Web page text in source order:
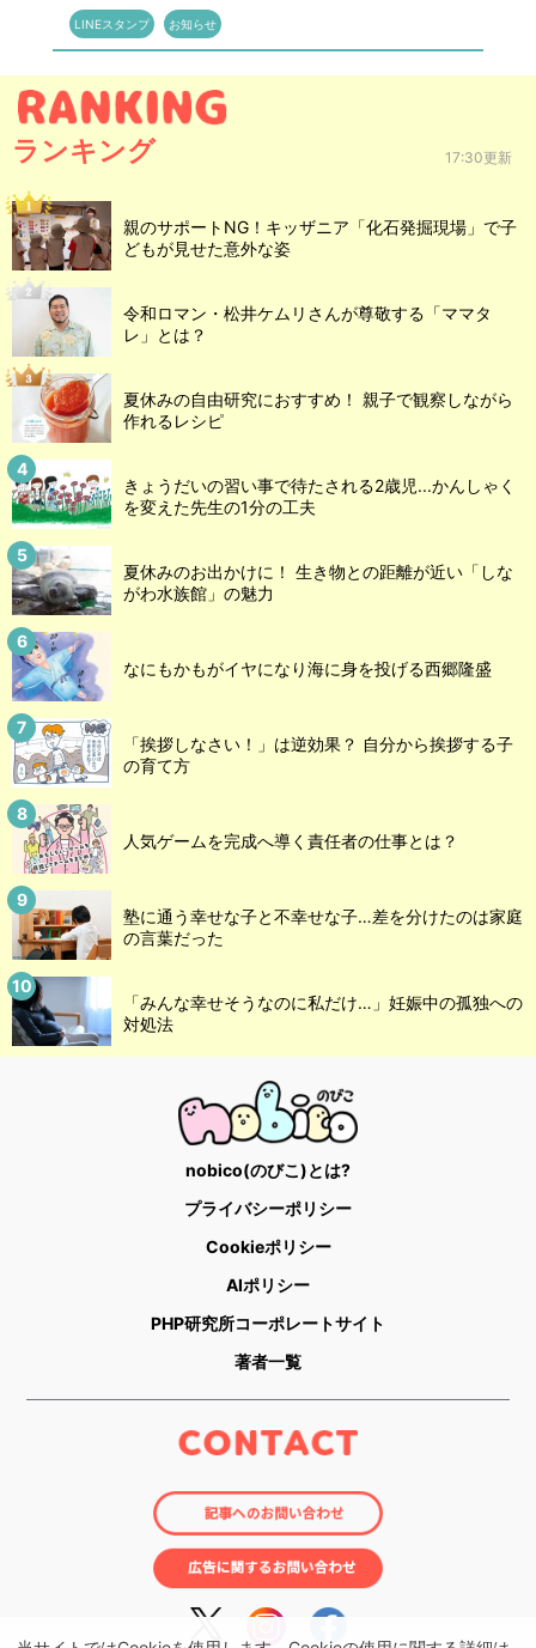
LINEスタンプ お知らせ
ランキング 17:30更新
親のサポートNG！キッザニア「化石発掘現場」で子
どもが見せた意外な姿
令和ロマン・松井ケムリさんが尊敬する「ママタ
レ」とは？
夏休みの自由研究におすすめ！ 親子で観察しながら
作れるレシピ
きょうだいの習い事で待たされる2歳児...かんしゃく
を変えた先生の1分の工夫
夏休みのお出かけに！ 生き物との距離が近い「しな
がわ水族館」の魅力
なにもかもがイヤになり海に身を投げる西郷隆盛
「挨拶しなさい！」は逆効果？ 自分から挨拶する子
の育て方
人気ゲームを完成へ導く責任者の仕事とは？
塾に通う幸せな子と不幸せな子…差を分けたのは家庭
の言葉だった
「みんな幸せそうなのに私だけ…」妊娠中の孤独への
対処法
nobico(のびこ)とは?
プライバシーポリシー
Cookieポリシー
AIポリシー
PHP研究所コーポレートサイト
著者一覧